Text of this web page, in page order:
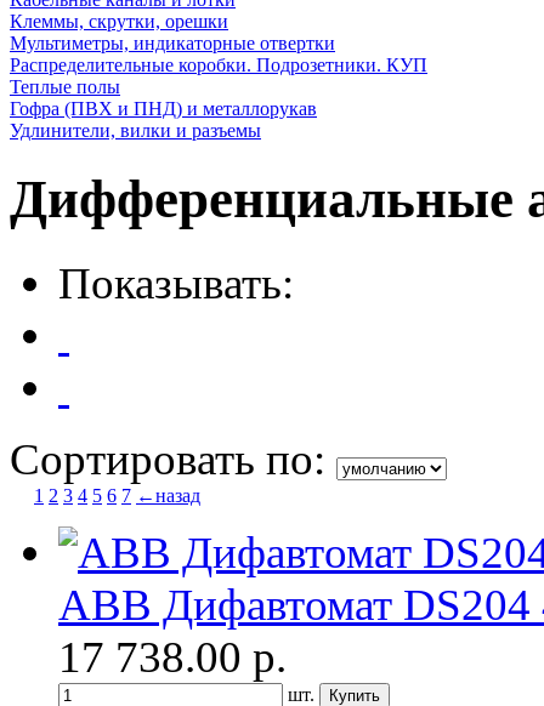
Клеммы, скрутки, орешки
Мультиметры, индикаторные отвертки
Распределительные коробки. Подрозетники. КУП
Теплые полы
Гофра (ПВХ и ПНД) и металлорукав
Удлинители, вилки и разъемы
Дифференциальные
Показывать:
Сортировать по:
1 2 3 4 5 6 7 ←назад
ABB Дифавтомат
17 738.00 р.
шт.